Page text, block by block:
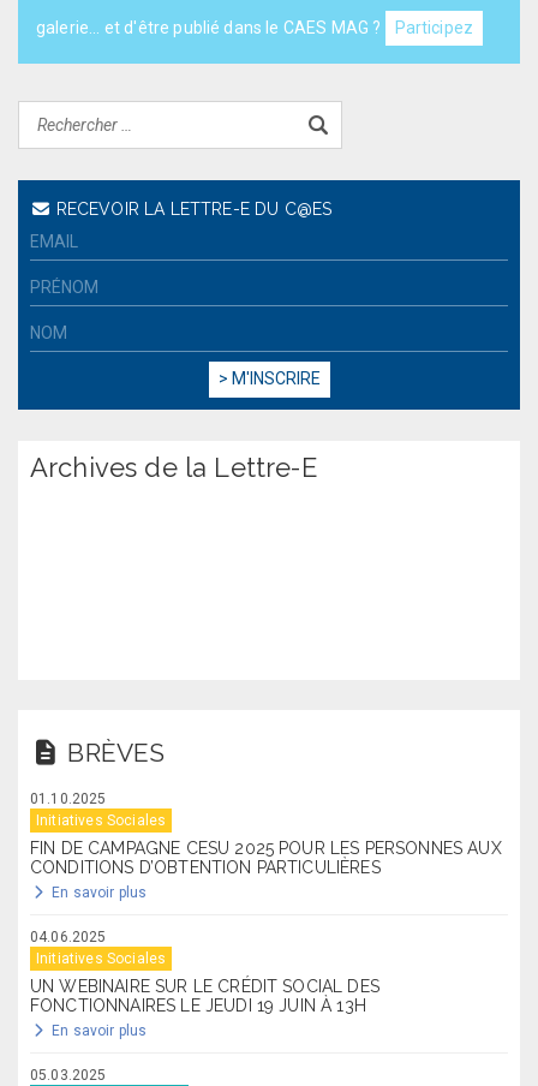
galerie... et d'être publié dans le CAES MAG ? Participez
RECEVOIR LA LETTRE-E DU C@ES
Archives de la Lettre-E
BRÈVES
01.10.2025
Initiatives Sociales
FIN DE CAMPAGNE CESU 2025 POUR LES PERSONNES AUX
CONDITIONS D’OBTENTION PARTICULIÈRES
En savoir plus
04.06.2025
Initiatives Sociales
UN WEBINAIRE SUR LE CRÉDIT SOCIAL DES
FONCTIONNAIRES LE JEUDI 19 JUIN À 13H
En savoir plus
05.03.2025